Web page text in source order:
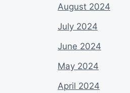
August 2024
July 2024
June 2024
May 2024
April 2024